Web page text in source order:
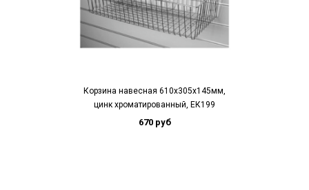
Корзина навесная 610х305х145мм,
цинк хроматированный, ЕК199
670 руб